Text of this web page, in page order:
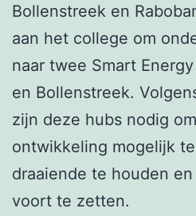
Bollenstreek en
aan het college om
naar twee Smart
en Bollenstreek.
zijn deze hubs nodig
ontwikkeling mogelijk
draaiende te houden
voort te zetten.